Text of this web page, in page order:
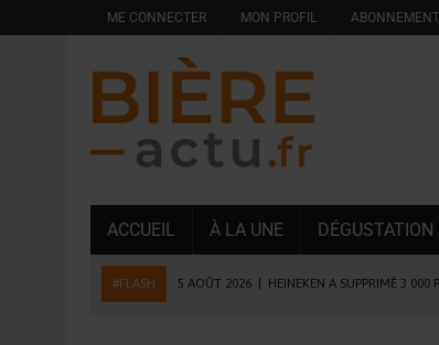
ME CONNECTER MON PROFIL
ACCUEIL À LA UNE DÉGUSTATION
#FLASH 5 AOÛT 2026 HEINEKEN A SUPPRIMÉ 3 000